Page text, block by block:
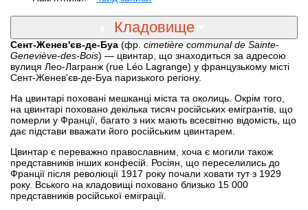
Кладовище
Сент-Женев'єв-де-Буа (фр. cimetière communal de Sainte-
Geneviève-des-Bois) — цвинтар, що знаходиться за адресою
вулиця Лео-Лагранж (rue Léo Lagrange) у французькому місті
Сент-Женев'єв-де-Буа паризького регіону.
На цвинтарі поховані мешканці міста та околиць. Окрім того,
на цвинтарі поховано декілька тисяч російських емігрантів, що
померли у Франції, багато з них мають всесвітню відомість, що
дає підстави вважати його російським цвинтарем.
Цвинтар є переважно православним, хоча є могили також
представників інших конфесій. Росіян, що переселились до
Франції після революції 1917 року почали ховати тут з 1929
року. Вського на кладовищі поховано близько 15 000
представників російської еміграції.